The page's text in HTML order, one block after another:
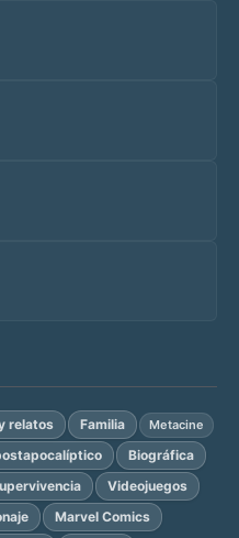
relatos Familia Metacine
Biográfica
Videojuegos
Marvel Comics